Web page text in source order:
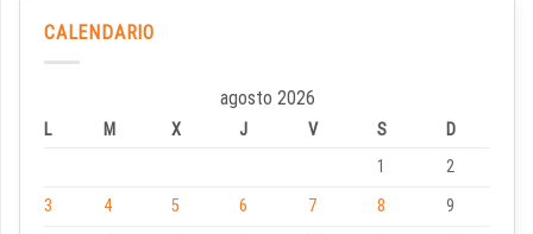
CALENDARIO
agosto 2026
L M X J V S
D
1
2
3
4 5 6 7 8
9